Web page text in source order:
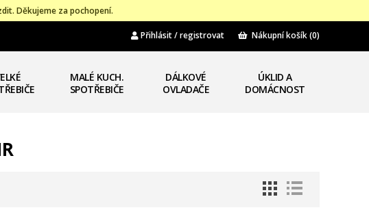
Děkujeme za pochopení.
Přihlásit / registrovat Nákupní košík(0)
MALÉ KUCH.
SPOTŘEBIČE
DÁLKOVÉ
OVLADAČE
ÚKLID A
DOMÁCNOST